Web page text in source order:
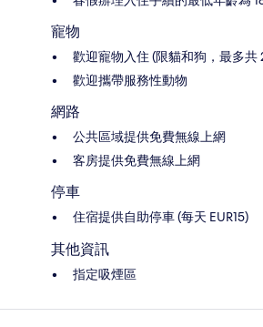
寵物
歡迎寵物入住 (限貓和狗，最多共
歡迎攜帶服務性動物
網路
公共區域提供免費無線上網
客房提供免費無線上網
停車
住宿提供自助停車 (每天 EUR15)
其他資訊
指定吸煙區